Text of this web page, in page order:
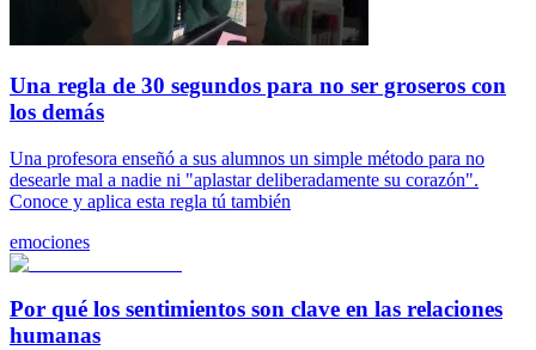
Una regla de 30 segundos para no ser groseros con
los demás
Una profesora enseñó a sus alumnos un simple método para no
desearle mal a nadie ni "aplastar deliberadamente su corazón".
Conoce y aplica esta regla tú también
emociones
Por qué los sentimientos son clave en las relaciones
humanas